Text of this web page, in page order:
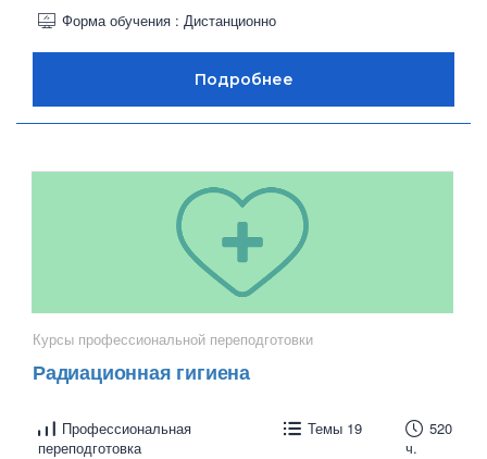
Форма обучения : Дистанционно
Курсы профессиональной переподготовки
Радиационная гигиена
Профессиональная
переподготовка
Темы 19
520
ч.